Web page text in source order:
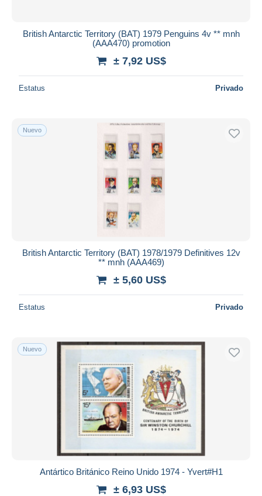
British Antarctic Territory (BAT) 1979 Penguins 4v ** mnh
(AAA470) promotion
± 7,92 US$
Estatus Privado
Nuevo
British Antarctic Territory (BAT) 1978/1979 Definitives 12v
** mnh (AAA469)
± 5,60 US$
Estatus Privado
Nuevo
Antártico Británico Reino Unido 1974 - Yvert#H1
± 6,93 US$